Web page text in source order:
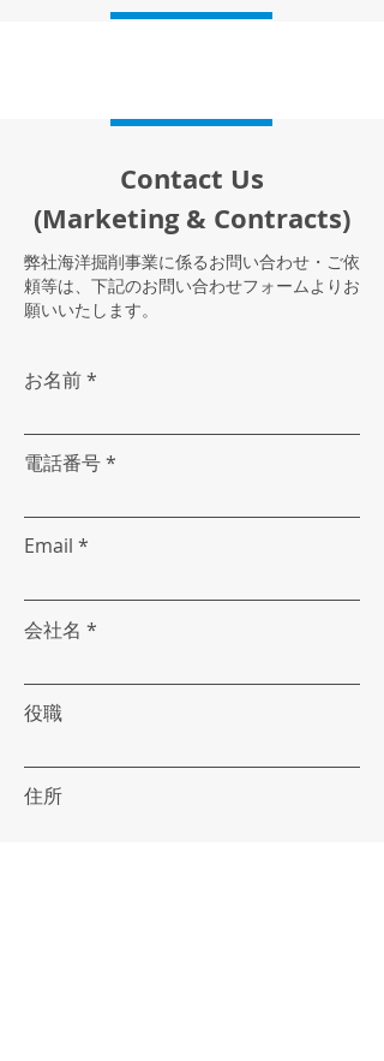
Contact Us
​(Marketing & Contracts)
弊社海洋掘削事業に係るお問い合わせ・ご依
頼等は、下記のお問い合わせフォームよりお
願いいたします。
お名前
電話番号
Email
会社名
役職
住所